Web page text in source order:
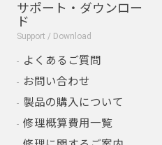
サポート・ダウンロー
ド
Support / Download
よくあるご質問
お問い合わせ
製品の購入について
修理概算費用一覧